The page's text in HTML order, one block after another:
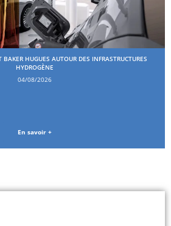
BAKER HUGUES AUTOUR DES INFRASTRUCTURES
HYDROGÈNE
04/08/2026
En savoir +